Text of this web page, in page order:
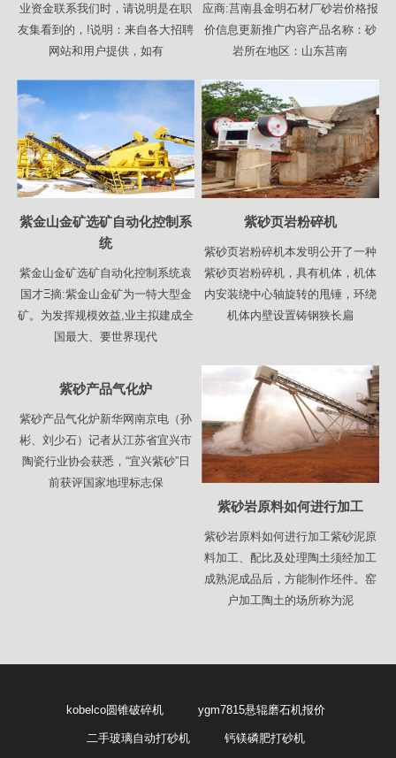
业资金联系我们时，请说明是在职
友集看到的，!说明：来自各大招聘
网站和用户提供，如有
应商:莒南县金明石材厂砂岩价格报
价信息更新推广内容产品名称：砂
岩所在地区：山东莒南
紫金山金矿选矿自动化控制系
统
紫金山金矿选矿自动化控制系统袁
国才Ξ摘:紫金山金矿为一特大型金
矿。为发挥规模效益,业主拟建成全
国最大、要世界现代
紫砂页岩粉碎机
紫砂页岩粉碎机本发明公开了一种
紫砂页岩粉碎机，具有机体，机体
内安装绕中心轴旋转的甩锤，环绕
机体内壁设置铸钢狭长扁
紫砂产品气化炉
紫砂产品气化炉新华网南京电（孙
彬、刘少石）记者从江苏省宜兴市
陶瓷行业协会获悉，“宜兴紫砂”日
前获评国家地理标志保
紫砂岩原料如何进行加工
紫砂岩原料如何进行加工紫砂泥原
料加工、配比及处理陶土须经加工
成熟泥成品后，方能制作坯件。窑
户加工陶土的场所称为泥
kobelco圆锥破碎机 ygm7815悬辊磨石机报价
二手玻璃自动打砂机 钙镁磷肥打砂机